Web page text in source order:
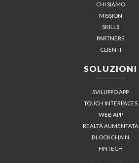
CHI SIAMO
MISSION
SKILLS
PARTNERS
CLIENTI
SOLUZIONI
SVILUPPO APP
TOUCH INTERFACES
WEB APP
REALTÀ AUMENTATA
BLOCKCHAIN
FINTECH